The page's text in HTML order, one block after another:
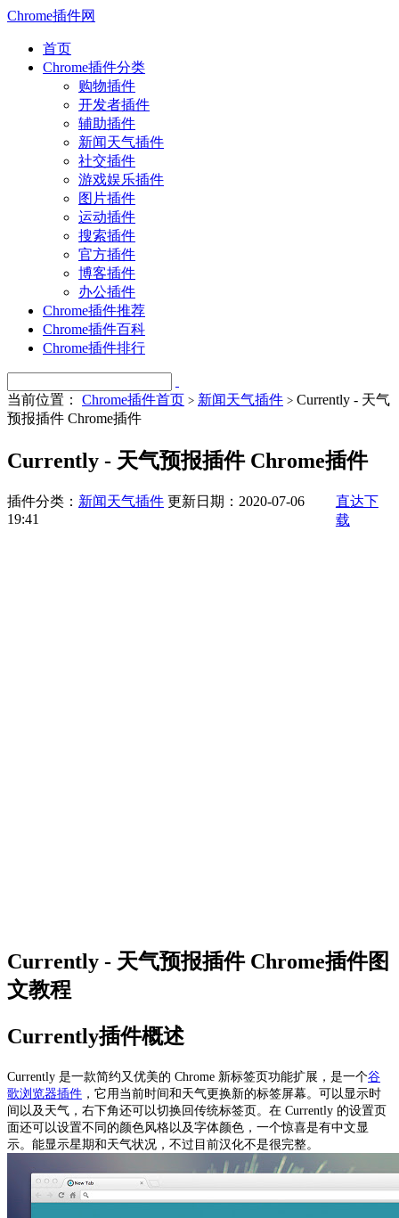
Chrome插件网
首页
Chrome插件分类
购物插件
开发者插件
辅助插件
新闻天气插件
社交插件
游戏娱乐插件
图片插件
运动插件
搜索插件
官方插件
博客插件
办公插件
Chrome插件推荐
Chrome插件百科
Chrome插件排行
当前位置： Chrome插件首页 > 新闻天气插件 > Currently - 天气
预报插件 Chrome插件
Currently - 天气预报插件 Chrome插件
插件分类： 新闻天气插件 更新日期：2020-07-06
19:41
直达下
载
Currently - 天气预报插件 Chrome插件图
文教程
Currently插件概述
Currently 是一款简约又优美的 Chrome 新标签页功能扩展，是一个谷
歌浏览器插件 ，它用当前时间和天气更换新的标签屏幕。可以显示时
间以及天气，右下角还可以切换回传统标签页。在 Currently 的设置页
面还可以设置不同的颜色风格以及字体颜色，一个惊喜是有中文显
示。能显示星期和天气状况，不过目前汉化不是很完整。